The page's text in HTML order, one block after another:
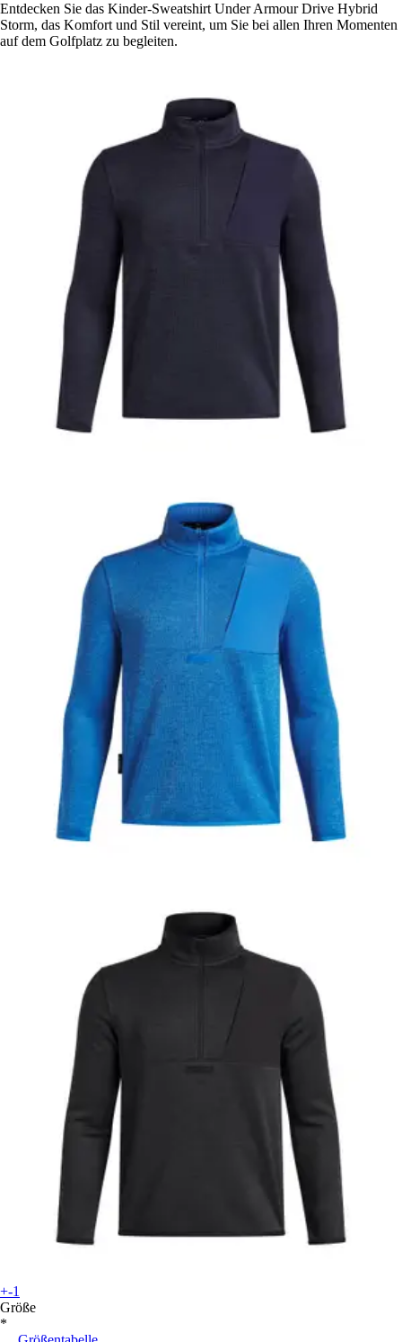
Entdecken Sie das Kinder-Sweatshirt Under Armour Drive Hybrid
Storm, das Komfort und Stil vereint, um Sie bei allen Ihren Momenten
auf dem Golfplatz zu begleiten.
+-1
Größe
*